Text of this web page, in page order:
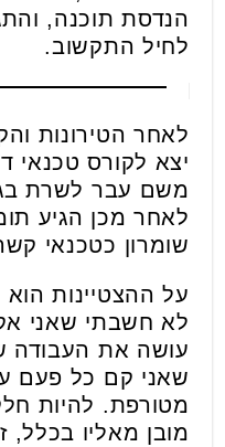
לחיל התקשוב.
לאחר הטירונות
יצא לקורס טכנאי
משם עבר לשרת
לאחר מכן הגיע
שומרון כטכנאי
על ההצטיינות
לא חשבתי שאני
עושה את העבודה
שאני קם כל פעם
מטורפת. להיות
מובן מאליו בכלל,